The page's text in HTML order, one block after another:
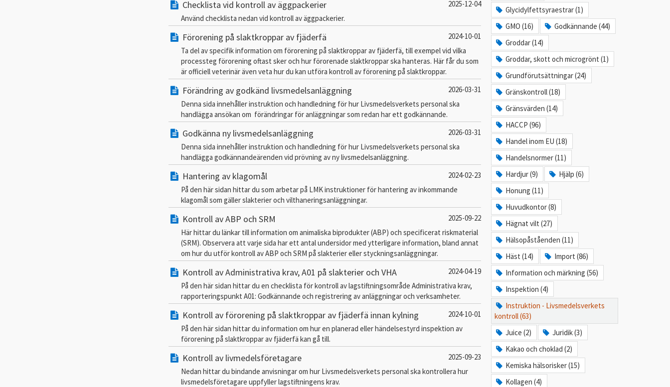
Checklista vid kontroll av äggpackerier
2025-12-04
Använd checklista nedan vid kontroll av äggpackerier.
Förorening på slaktkroppar av fjäderfä
2024-10-01
Ta del av specifik information om förorening på slaktkroppar av fjäderfä, till exempel vid vilka
processteg förorening oftast sker och hur förorenade slaktkroppar ska hanteras. Här får du som
är officiell veterinär även veta hur du kan utföra kontroll av förorening på slaktkroppar.
Förändring av godkänd livsmedelsanläggning
2026-03-31
Denna sida innehåller instruktion och handledning för hur Livsmedelsverkets personal ska
handlägga ansökan om förändringar för anläggningar som redan har ett godkännande.
Godkänna ny livsmedelsanläggning
2026-03-31
Denna sida innehåller instruktion och handledning för hur Livsmedelsverkets personal ska
handlägga godkännandeärenden vid prövning av ny livsmedelsanläggning.
Hantering av klagomål
2024-02-23
På den här sidan hittar du som arbetar på LMK instruktioner för hantering av inkommande
klagomål som gäller slakterier och vilthaneringsanläggningar.
Kontroll av ABP och SRM
2025-09-22
Här hittar du länkar till information om animaliska biprodukter (ABP) och specificerat riskmaterial
(SRM). Observera att varje sida har ett antal undersidor med ytterligare information, bland annat
om hur du utför kontroll av ABP och SRM på slakterier eller styckningsanläggningar.
Kontroll av Administrativa krav, A01 på slakterier och VHA
2024-04-19
På den här sidan hittar du en checklista för kontroll av lagstiftningsområde Administrativa krav,
rapporteringspunkt A01: Godkännande och registrering av anläggningar och verksamheter.
Kontroll av förorening på slaktkroppar av fjäderfä innan kylning
2024-10-01
På den här sidan hittar du information om hur en planerad eller händelsestyrd inspektion av
förorening på slaktkroppar av fjäderfä kan gå till.
Kontroll av livmedelsföretagare
2025-09-23
Nedan hittar du bindande anvisningar om hur Livsmedelsverkets personal ska kontrollera hur
livsmedelsföretagare uppfyller lagstiftningens krav.
Glycidylfettsyraestrar (1)
GMO (16)
Godkännande (44)
Groddar (14)
Groddar, skott och microgrönt (1)
Grundförutsättningar (24)
Gränskontroll (18)
Gränsvärden (14)
HACCP (96)
Handel inom EU (18)
Handelsnormer (11)
Hardjur (9)
Hjälp (6)
Honung (11)
Huvudkontor (8)
Hägnat vilt (27)
Hälsopåståenden (11)
Häst (14)
Import (86)
Information och märkning (56)
Inspektion (4)
Instruktion - Livsmedelsverkets
kontroll (63)
Juice (2)
Juridik (3)
Kakao och choklad (2)
Kemiska hälsorisker (15)
Kollagen (4)